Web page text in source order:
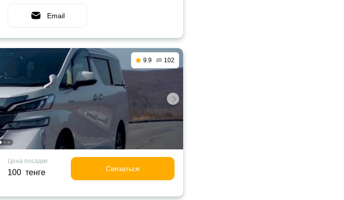
Email
9.9 102
Цена посадки
100 тенге Связаться